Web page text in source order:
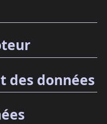
des données